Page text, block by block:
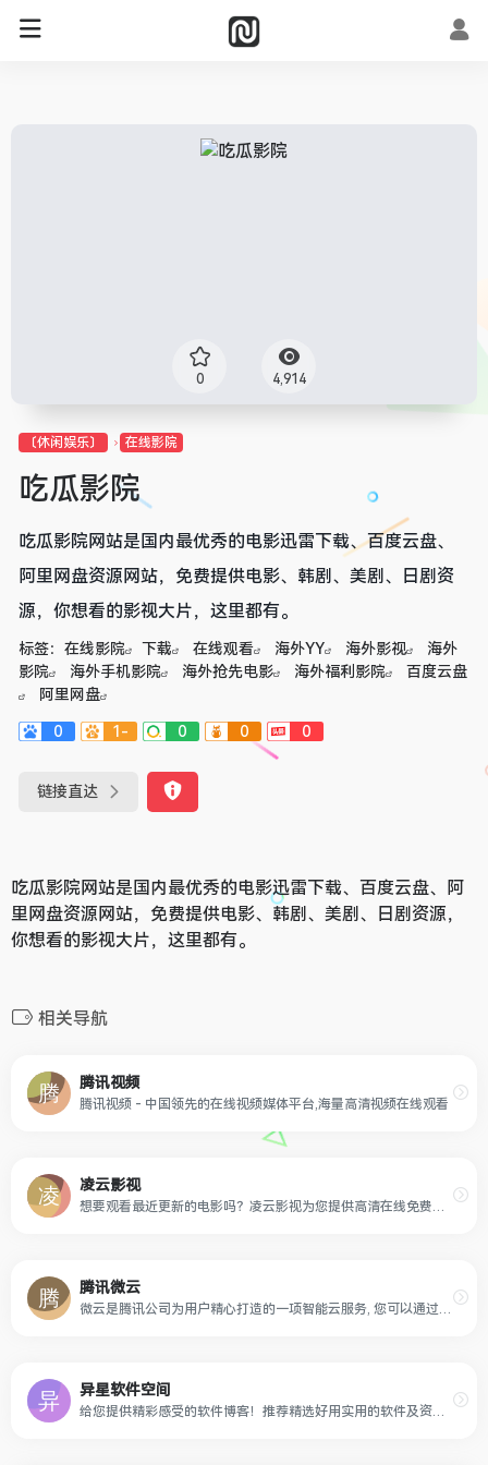
0 4,914
〔休闲娱乐〕 在线影院
吃瓜影院
吃瓜影院网站是国内最优秀的电影迅雷下载、百度云盘、
阿里网盘资源网站，免费提供电影、韩剧、美剧、日剧资
源，你想看的影视大片，这里都有。
标签： 在线影院 下载 在线观看 海外YY 海外影视
海外
影院
海外手机影院 海外抢先电影 海外福利影院
百度云盘
阿里网盘
0 1- 0 0 0
链接直达
吃瓜影院网站是国内最优秀的电影迅雷下载、百度云盘、阿
里网盘资源网站，免费提供电影、韩剧、美剧、日剧资源，
你想看的影视大片，这里都有。
相关导航
腾讯视频
腾讯视频 - 中国领先的在线视频媒体平台,海量高清视频在线观看
凌云影视
想要观看最近更新的电影吗？凌云影视为您提供高清在线免费观看服务，让您享受最新热播影视内容。
腾讯微云
微云是腾讯公司为用户精心打造的一项智能云服务, 您可以通过微云方便地在手机和电脑之间同步文件、推送照片和传输数据。
异星软件空间
给您提供精彩感受的软件博客！推荐精选好用实用的软件及资源，且有详细的图文评测介绍。大量绿色、好用软件及资源下载。